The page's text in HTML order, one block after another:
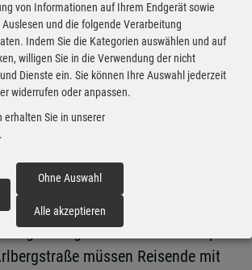
München
die Westautobahn (A 1), die Pyhrn-
Tauern-Autobahn (A 10), die
12) und die Brenner-Autobahn (A
der Brennerroute kommt die
zwischen Innsbruck und
hinzu, die weiterhin für
sorgt. Auch auf der Fernpass-
müssen Reisende mit
von Informationen auf Ihrem Endgerät sowie
und die folgende Verarbeitung
Indem Sie die Kategorien auswählen und auf
willigen Sie in die Verwendung der nicht
Dienste ein. Sie können Ihre Auswahl jederzeit
widerrufen oder anpassen.
Sie in unserer
.
Ohne Auswahl
Alle akzeptieren